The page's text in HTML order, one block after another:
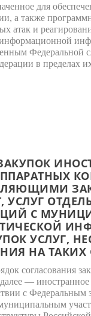
для
а также
атак и
в
УСЛУГ
С
УСЛУГ,
НА ТАКИХ
согласования
— иностранное
с Федеральным